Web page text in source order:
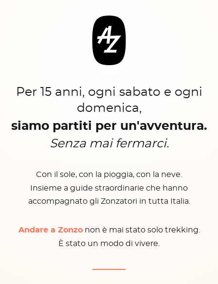
Per 15 anni, ogni sabato e ogni
domenica,
siamo partiti per un'avventura.
Senza mai fermarci.
Con il sole, con la pioggia, con la neve.
Insieme a guide straordinarie che hanno
accompagnato gli Zonzatori in tutta Italia.
Andare a Zonzonon è mai stato solo trekking.
È stato un modo di vivere.